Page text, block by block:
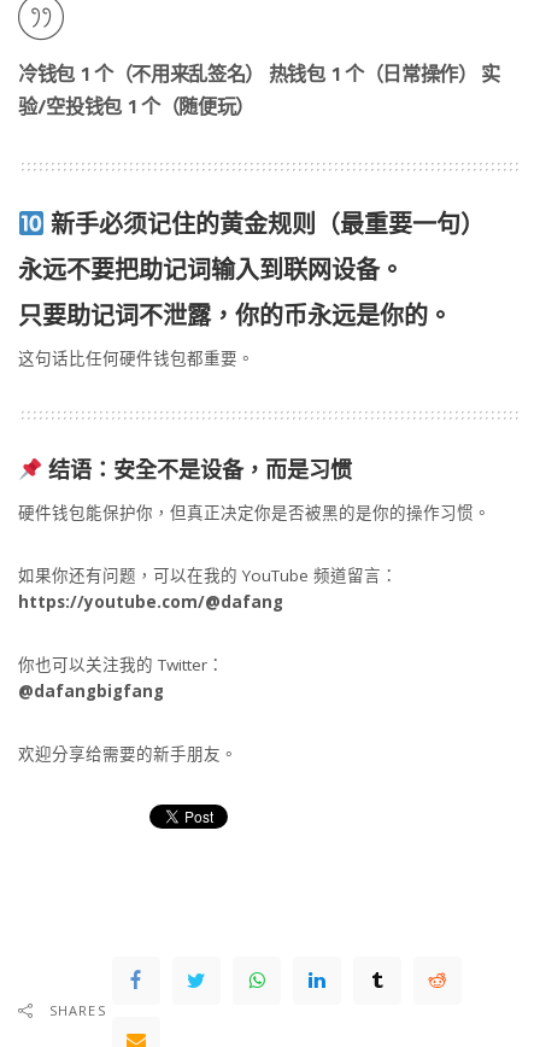
冷钱包 1 个（不用来乱签名） 热钱包 1 个（日常操作） 实
验/空投钱包 1 个（随便玩）
新手必须记住的黄金规则（最重要一句）
永远不要把助记词输入到联网设备。
只要助记词不泄露，你的币永远是你的。
这句话比任何硬件钱包都重要。
结语：安全不是设备，而是习惯
硬件钱包能保护你，但真正决定你是否被黑的是你的操作习惯。
如果你还有问题，可以在我的 YouTube 频道留言：
https://youtube.com/@dafang
你也可以关注我的 Twitter：
@dafangbigfang
欢迎分享给需要的新手朋友。
SHARES